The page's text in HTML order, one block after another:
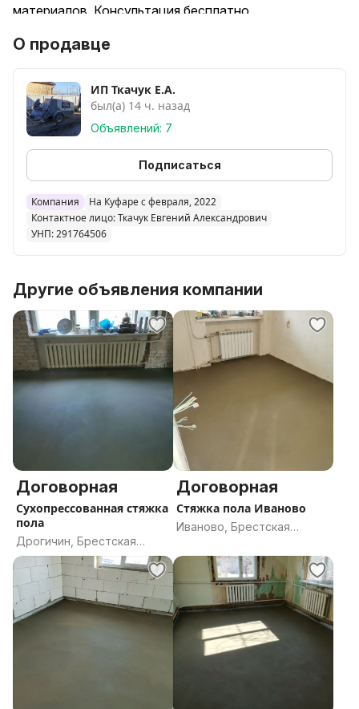
материалов. Консультация бесплатно.
О продавце
ИП Ткачук Е.А.
был(а) 14 ч. назад
Объявлений: 7
Подписаться
Компания
На Куфаре с февраля, 2022
Контактное лицо: Ткачук Евгений Александрович
УНП: 291764506
Другие объявления компании
Договорная
Сухопрессованная стяжка
пола
Дрогичин, Брестская
область
Договорная
Стяжка пола Иваново
Иваново, Брестская